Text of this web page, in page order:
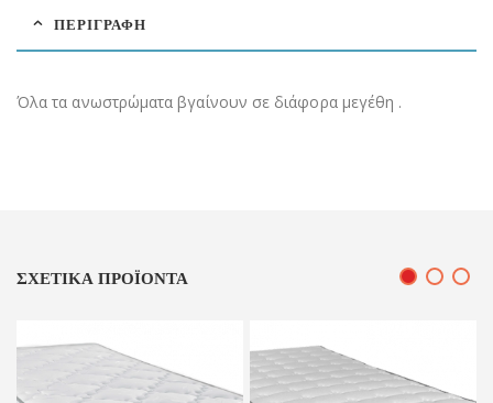
ΠΕΡΙΓΡΑΦΉ
Όλα τα ανωστρώματα βγαίνουν σε διάφορα μεγέθη .
ΣΧΕΤΙΚΆ ΠΡΟΪΌΝΤΑ